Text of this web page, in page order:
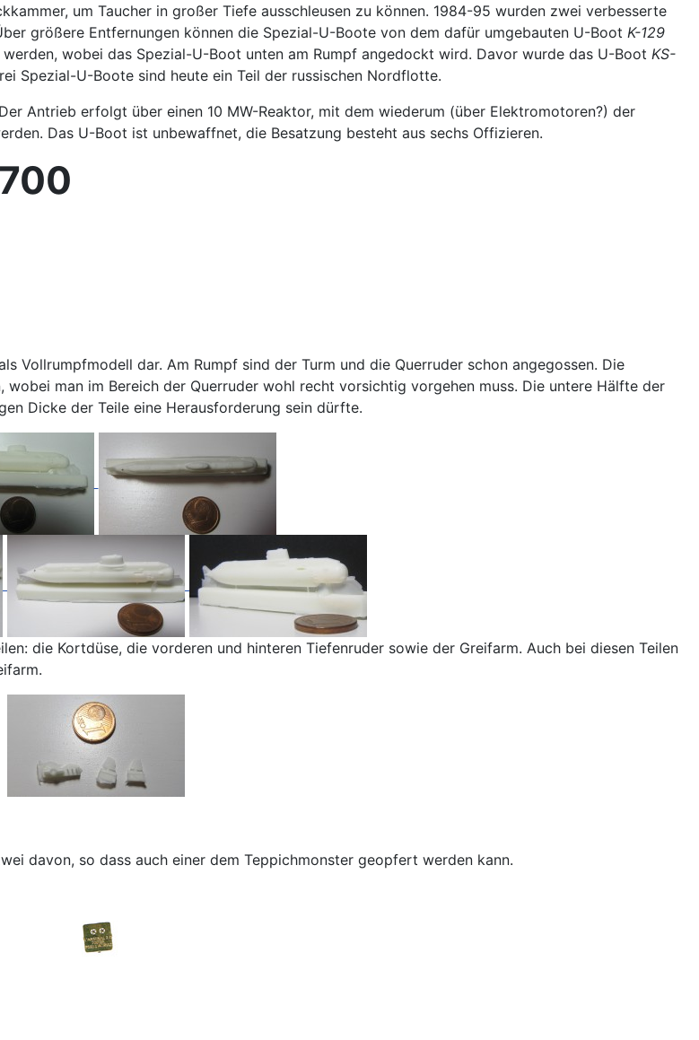
um Taucher in großer Tiefe ausschleusen zu können. 1984-95 wurden zwei verbesserte
größere Entfernungen können die Spezial-U-Boote von dem dafür umgebauten U-Boot K-129
wobei das Spezial-U-Boot unten am Rumpf angedockt wird. Davor wurde das U-Boot KS-
Spezial-U-Boote sind heute ein Teil der russischen Nordflotte.
Antrieb erfolgt über einen 10 MW-Reaktor, mit dem wiederum (über Elektromotoren?) der
Das U-Boot ist unbewaffnet, die Besatzung besteht aus sechs Offizieren.
Vollrumpfmodell dar. Am Rumpf sind der Turm und die Querruder schon angegossen. Die
man im Bereich der Querruder wohl recht vorsichtig vorgehen muss. Die untere Hälfte der
Dicke der Teile eine Herausforderung sein dürfte.
die Kortdüse, die vorderen und hinteren Tiefenruder sowie der Greifarm. Auch bei diesen Teilen
davon, so dass auch einer dem Teppichmonster geopfert werden kann.